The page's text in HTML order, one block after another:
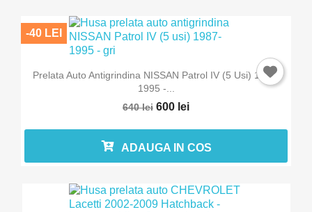
Prelata Auto Antigrindina NISSAN Patrol IV (5 Usi) 1987-
1995 -...
640 lei 600 lei
-40 LEI
ADAUGA IN COS
Intra in cont
Trebuie sa fi logat in contul de client pentru a salva produse in